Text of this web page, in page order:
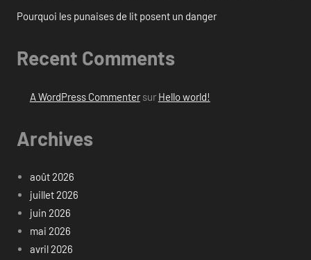
Pourquoi les punaises de lit posent un danger
Recent Comments
A WordPress Commentersur Hello world!
Archives
août 2026
juillet 2026
juin 2026
mai 2026
avril 2026